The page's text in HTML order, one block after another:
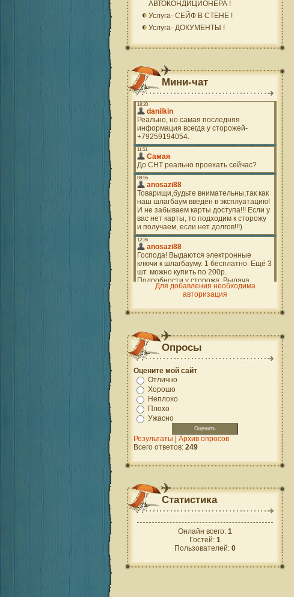
АВТОКОНДИЦИОНЕРА !
Услуга- СЕЙФ В СТЕНЕ !
Услуга- ДОКУМЕНТЫ !
Мини-чат
Для добавления необходима
авторизация
Опросы
Оцените мой сайт
Отлично
Хорошо
Неплохо
Плохо
Ужасно
Результаты | Архив опросов
Всего ответов: 249
Статистика
Онлайн всего: 1
Гостей: 1
Пользователей: 0